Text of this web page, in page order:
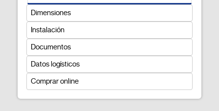
Dimensiones
Instalación
Documentos
Datos logísticos
Comprar online